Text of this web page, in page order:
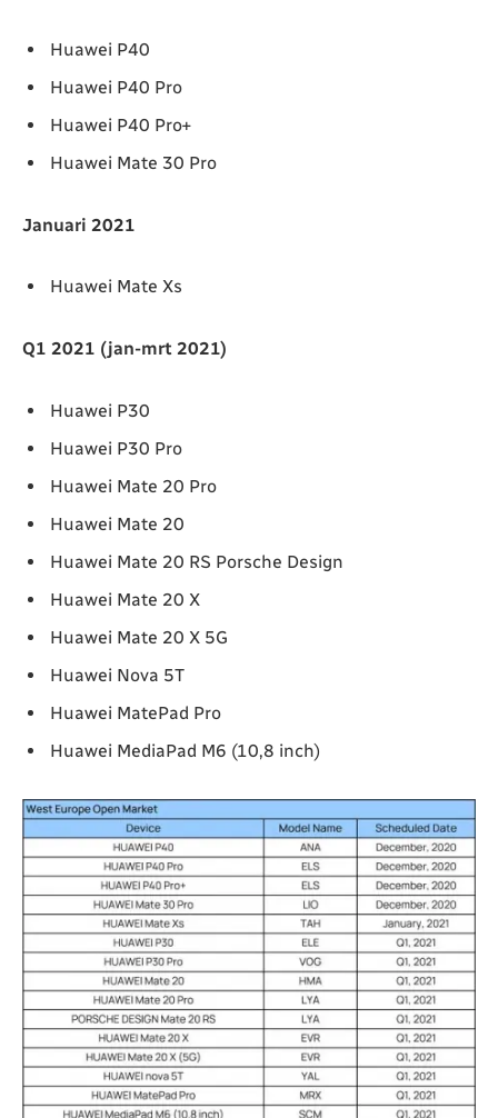
Huawei P40
Huawei P40 Pro
Huawei P40 Pro+
Huawei Mate 30 Pro
Januari 2021
Huawei Mate Xs
Q1 2021 (jan-mrt 2021)
Huawei P30
Huawei P30 Pro
Huawei Mate 20 Pro
Huawei Mate 20
Huawei Mate 20 RS Porsche Design
Huawei Mate 20 X
Huawei Mate 20 X 5G
Huawei Nova 5T
Huawei MatePad Pro
Huawei MediaPad M6 (10,8 inch)